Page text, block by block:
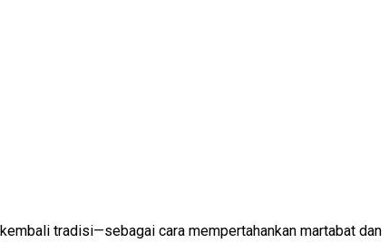
tradisi—sebagai cara mempertahankan martabat dan